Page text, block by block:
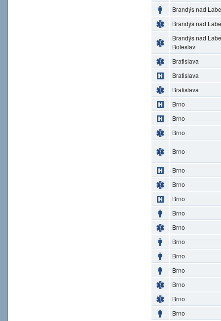
Brandýs nad
Brandýs nad
Brandýs nad
Boleslav
Bratislava
Bratislava
Bratislava
Brno
Brno
Brno
Brno
Brno
Brno
Brno
Brno
Brno
Brno
Brno
Brno
Brno
Brno
Brno